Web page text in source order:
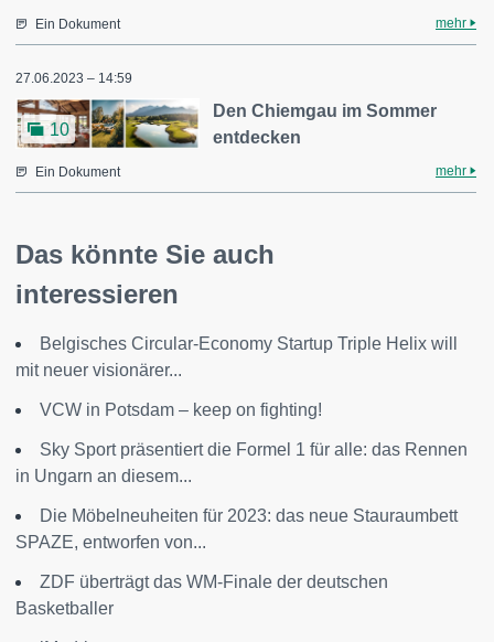
Ein Dokument mehr
27.06.2023 – 14:59
10
Den Chiemgau im Sommer
entdecken
Ein Dokument mehr
Das könnte Sie auch
interessieren
Belgisches Circular-Economy Startup Triple Helix will
mit neuer visionärer...
VCW in Potsdam – keep on fighting!
Sky Sport präsentiert die Formel 1 für alle: das Rennen
in Ungarn an diesem...
Die Möbelneuheiten für 2023: das neue Stauraumbett
SPAZE, entworfen von...
ZDF überträgt das WM-Finale der deutschen
Basketballer